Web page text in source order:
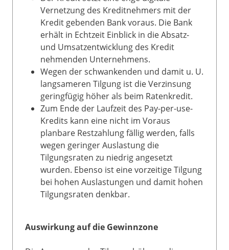
Vernetzung des Kreditnehmers mit der
Kredit gebenden Bank voraus. Die Bank
erhält in Echtzeit Einblick in die Absatz-
und Umsatzentwicklung des Kredit
nehmenden Unternehmens.
Wegen der schwankenden und damit u. U.
langsameren Tilgung ist die Verzinsung
geringfügig höher als beim Ratenkredit.
Zum Ende der Laufzeit des Pay-per-use-
Kredits kann eine nicht im Voraus
planbare Restzahlung fällig werden, falls
wegen geringer Auslastung die
Tilgungsraten zu niedrig angesetzt
wurden. Ebenso ist eine vorzeitige Tilgung
bei hohen Auslastungen und damit hohen
Tilgungsraten denkbar.
Auswirkung auf die Gewinnzone